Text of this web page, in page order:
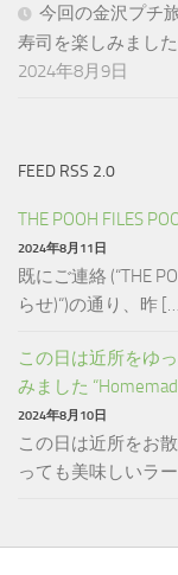
今回の金沢プチ
寿司を楽しみました
2024年8月9日
FEED RSS 2.0
THE POOH FILES
2024年8月11日
既にご連絡 (“THE
らせ)“)の通り、昨
この日は近所をゆ
みました
2024年8月10日
この日は近所をお
っても美味しいラ